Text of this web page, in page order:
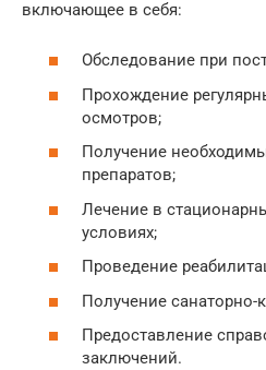
включающее в себя:
Обследование при
Прохождение
осмотров;
Получение
препаратов;
Лечение в
условиях;
Проведение
Получение санаторно-
Предоставление
заключений.